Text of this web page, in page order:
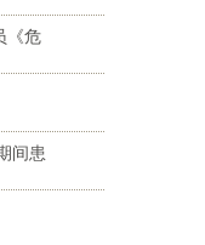
《危
间患